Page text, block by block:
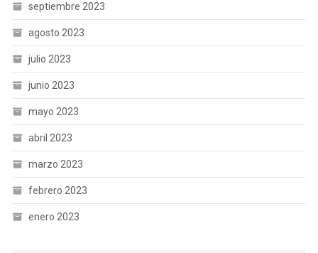
septiembre 2023
agosto 2023
julio 2023
junio 2023
mayo 2023
abril 2023
marzo 2023
febrero 2023
enero 2023